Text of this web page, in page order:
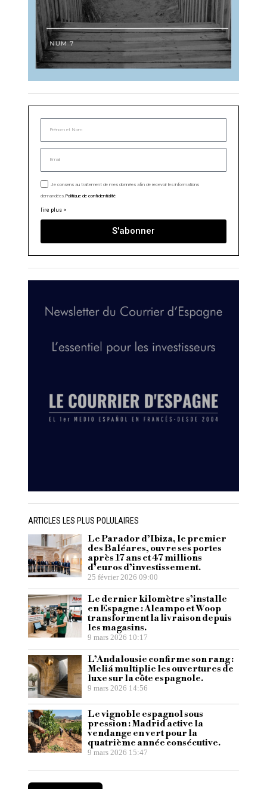
Je consens au traitement de mes données afin de recevoir les informations
demandées.Politique de confidentialité
lire plus >
S'abonner
ARTICLES LES PLUS POLULAIRES
Le Parador d’Ibiza, le premier
des Baléares, ouvre ses portes
après 17 ans et 47 millions
d’euros d’investissement.
25 février 2026 09:00
Le dernier kilomètre s’installe
en Espagne : Alcampo et Woop
transforment la livraison depuis
les magasins.
9 mars 2026 10:17
L’Andalousie confirme son rang :
Meliá multiplie les ouvertures de
luxe sur la côte espagnole.
9 mars 2026 14:56
Le vignoble espagnol sous
pression : Madrid active la
vendange en vert pour la
quatrième année consécutive.
9 mars 2026 15:47